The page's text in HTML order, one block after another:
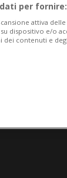
per fornire:
attiva
dispositivo e/o
contenuti e